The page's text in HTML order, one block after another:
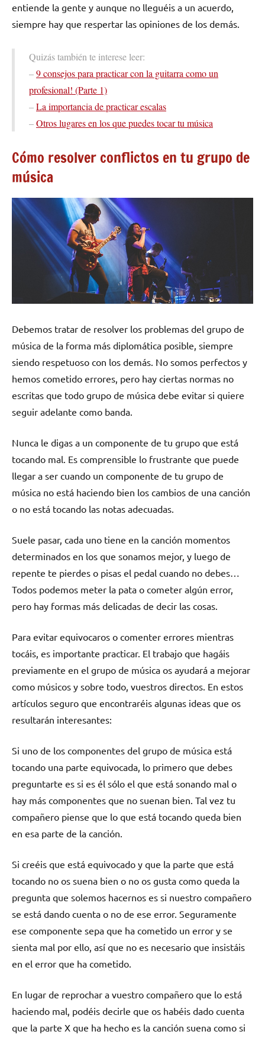
entiende la gente y aunque no lleguéis a un acuerdo,
siempre hay que respertar las opiniones de los demás.
Quizás también te interese leer:
–9 consejos para practicar con la guitarra como un
profesional! (Parte 1)
–La importancia de practicar escalas
–Otros lugares en los que puedes tocar tu música
Cómo resolver conflictos en tu grupo de
música
Debemos tratar de resolver los problemas del grupo de
música de la forma más diplomática posible, siempre
siendo respetuoso con los demás. No somos perfectos y
hemos cometido errores, pero hay ciertas normas no
escritas que todo grupo de música debe evitar si quiere
seguir adelante como banda.
Nunca le digas a un componente de tu grupo que está
tocando mal. Es comprensible lo frustrante que puede
llegar a ser cuando un componente de tu grupo de
música no está haciendo bien los cambios de una canción
o no está tocando las notas adecuadas.
Suele pasar, cada uno tiene en la canción momentos
determinados en los que sonamos mejor, y luego de
repente te pierdes o pisas el pedal cuando no debes…
Todos podemos meter la pata o cometer algún error,
pero hay formas más delicadas de decir las cosas.
Para evitar equivocaros o comenter errores mientras
tocáis, es importante practicar. El trabajo que hagáis
previamente en el grupo de música os ayudará a mejorar
como músicos y sobre todo, vuestros directos. En estos
artículos seguro que encontraréis algunas ideas que os
resultarán interesantes:
Si uno de los componentes del grupo de música está
tocando una parte equivocada, lo primero que debes
preguntarte es si es él sólo el que está sonando mal o
hay más componentes que no suenan bien. Tal vez tu
compañero piense que lo que está tocando queda bien
en esa parte de la canción.
Si creéis que está equivocado y que la parte que está
tocando no os suena bien o no os gusta como queda la
pregunta que solemos hacernos es si nuestro compañero
se está dando cuenta o no de ese error. Seguramente
ese componente sepa que ha cometido un error y se
sienta mal por ello, así que no es necesario que insistáis
en el error que ha cometido.
En lugar de reprochar a vuestro compañero que lo está
haciendo mal, podéis decirle que os habéis dado cuenta
que la parte X que ha hecho es la canción suena como si